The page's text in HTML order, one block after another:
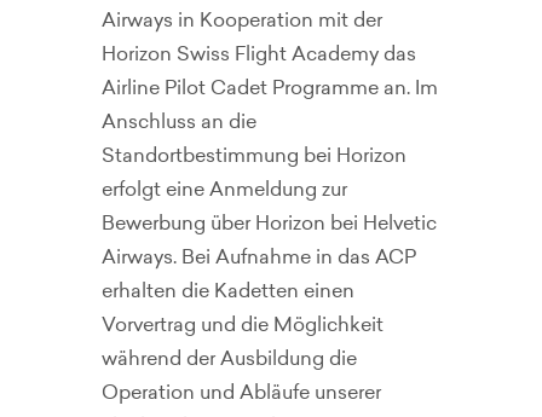
Airways in Kooperation mit der
Horizon Swiss Flight Academy das
Airline Pilot Cadet Programme an. Im
Anschluss an die
Standortbestimmung bei Horizon
erfolgt eine Anmeldung zur
Bewerbung über Horizon bei Helvetic
Airways. Bei Aufnahme in das ACP
erhalten die Kadetten einen
Vorvertrag und die Möglichkeit
während der Ausbildung die
Operation und Abläufe unserer